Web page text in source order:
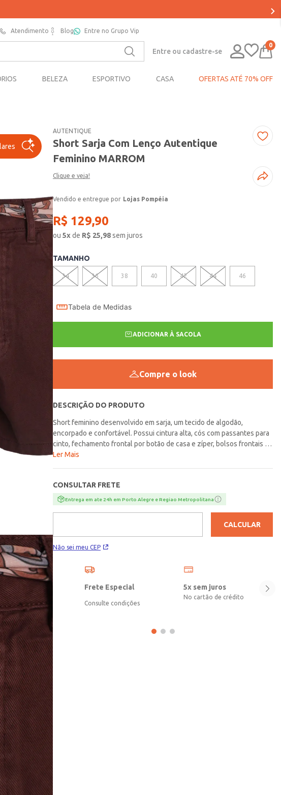
Atendimento Blog Entre no Grupo Vip
Entre ou cadastre-se
0
BELEZA ESPORTIVO CASA OFERTAS ATÉ 70% OFF
AUTENTIQUE
Short Sarja Com Lenço Autentique
Feminino MARROM
Clique e veja!
Lojas Pompéia
R$ 129,90
ou5xde R$ 25,98sem juros
TAMANHO
34 36 38 40 42 44 46
Tabela de Medidas
ADICIONAR À SACOLA
Compre o look
DESCRIÇÃO DO PRODUTO
Short feminino desenvolvido em sarja, um tecido de algodão,
encorpado e confortável. Possui cintura alta, cós com passantes para
cinto, fechamento frontal por botão de casa e zíper, bolsos frontais e
posteriores funcionais, além de barra com acabamento simples. O seu
descomplicadas!\n\nTecido: Sarja\nComposição: 100% algodão
Ler Mais
CONSULTAR FRETE
Entrega em ate 24h em Porto Alegre e Regiao Metropolitana
Não sei meu CEP
CALCULAR
Frete Especial
Consulte condições
5x sem juros
No cartão de crédito